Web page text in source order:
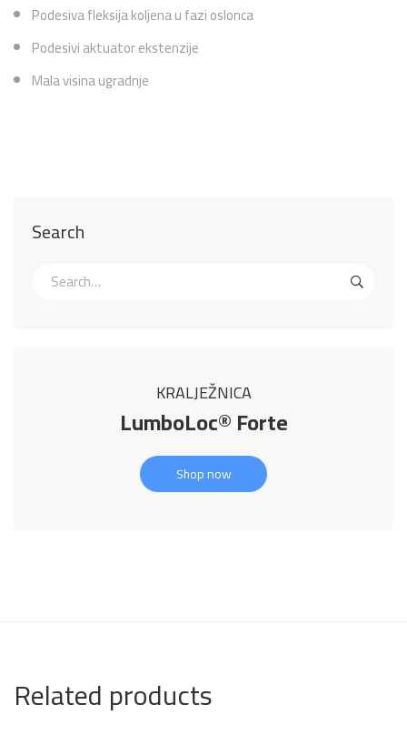
Search
KRALJEŽNICA
LumboLoc® Forte
Shop now
Podesiva fleksija koljena u fazi oslonca
Podesivi aktuator ekstenzije
Mala visina ugradnje
Related products